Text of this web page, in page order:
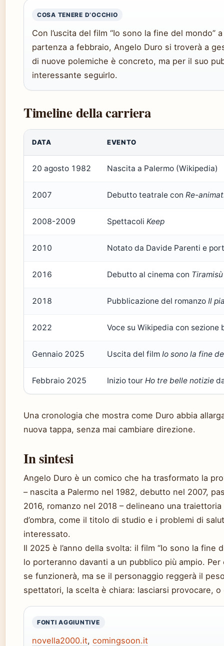
COSA TENERE D’OCCHIO
Con l’uscita del film “Io sono la fine del
partenza a febbraio, Angelo Duro si troverà a
di nuove polemiche è concreto, ma per il suo
interessante seguirlo.
Timeline della carriera
DATA EVENTO
20 agosto 1982 Nascita a Palermo (Wikipedia)
2007 Debutto teatrale con Re-
2008-2009 Spettacoli Keep
2010 Notato da Davide Parenti e
2016 Debutto al cinema con Tiramisù
2018 Pubblicazione del romanzo Il
2022 Voce su Wikipedia con sezione
Gennaio 2025 Uscita del film Io sono la fine
Febbraio 2025 Inizio tour Ho tre belle notizie
Una cronologia che mostra come Duro abbia
nuova tappa, senza mai cambiare direzione.
In sintesi
Angelo Duro è un comico che ha trasformato la
– nascita a Palermo nel 1982, debutto nel 2007,
2016, romanzo nel 2018 – delineano una
d’ombra, come il titolo di studio e i problemi di
interessato.
Il 2025 è l’anno della svolta: il film “Io sono la fine
lo porteranno davanti a un pubblico più ampio.
se funzionerà, ma se il personaggio reggerà il
spettatori, la scelta è chiara: lasciarsi provocare, o
FONTI AGGIUNTIVE
novella2000.it, comingsoon.it